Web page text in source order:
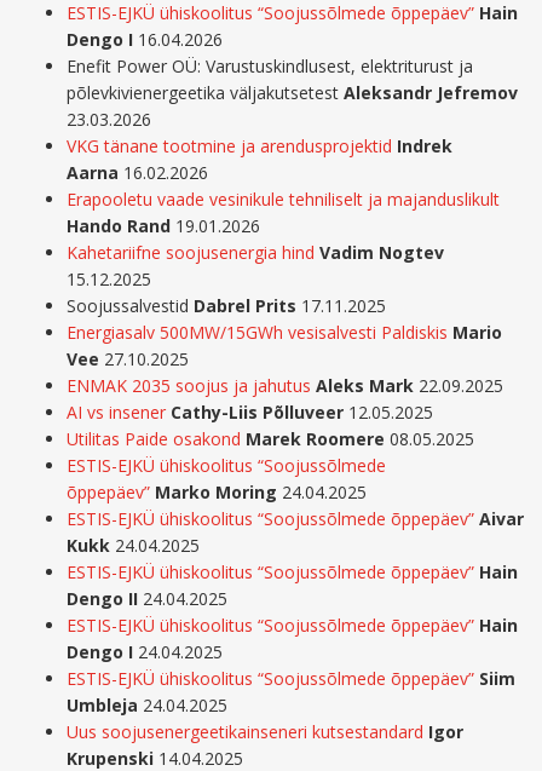
ESTIS-EJKÜ ühiskoolitus “Soojussõlmede õppepäev” Hain
Dengo I 16.04.2026
Enefit Power OÜ: Varustuskindlusest, elektriturust ja
põlevkivienergeetika väljakutsetest Aleksandr Jefremov
23.03.2026
VKG tänane tootmine ja arendusprojektid Indrek
Aarna 16.02.2026
Erapooletu vaade vesinikule tehniliselt ja majanduslikult
Hando Rand 19.01.2026
Kahetariifne soojusenergia hind Vadim Nogtev
15.12.2025
Soojussalvestid Dabrel Prits 17.11.2025
Energiasalv 500MW/15GWh vesisalvesti Paldiskis Mario
Vee 27.10.2025
ENMAK 2035 soojus ja jahutus Aleks Mark 22.09.2025
AI vs insener Cathy-Liis Põlluveer 12.05.2025
Utilitas Paide osakond Marek Roomere 08.05.2025
ESTIS-EJKÜ ühiskoolitus “Soojussõlmede
õppepäev” Marko Moring 24.04.2025
ESTIS-EJKÜ ühiskoolitus “Soojussõlmede õppepäev” Aivar
Kukk 24.04.2025
ESTIS-EJKÜ ühiskoolitus “Soojussõlmede õppepäev” Hain
Dengo II 24.04.2025
ESTIS-EJKÜ ühiskoolitus “Soojussõlmede õppepäev” Hain
Dengo I 24.04.2025
ESTIS-EJKÜ ühiskoolitus “Soojussõlmede õppepäev” Siim
Umbleja 24.04.2025
Uus soojusenergeetikainseneri kutsestandard Igor
Krupenski 14.04.2025